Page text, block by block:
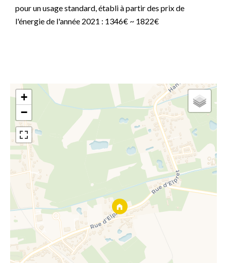
pour un usage standard, établi à partir des prix de
l'énergie de l'année 2021 : 1346€ ~ 1822€
+
−